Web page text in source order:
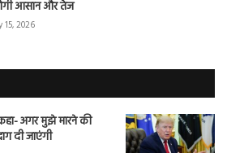
आसान और तेज
15, 2026
अगर मुझे मारने की
दी जाएंगी